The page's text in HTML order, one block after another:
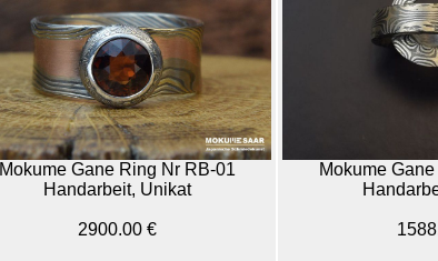
Mokume Gane Ring Nr RB-01
Handarbeit, Unikat
2900.00 €
Mokume